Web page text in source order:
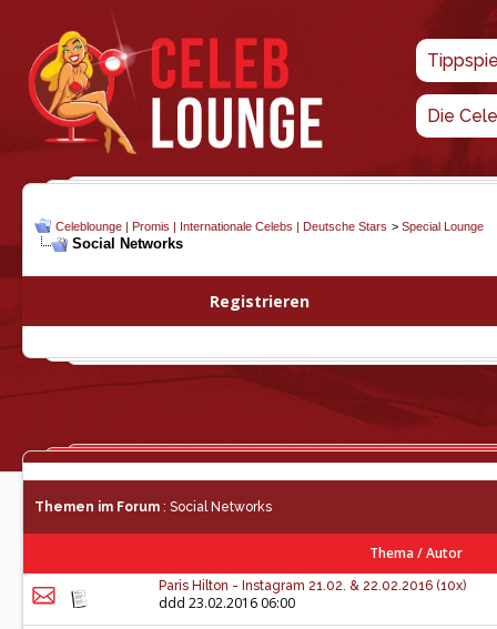
Die
Celeblounge | Promis | Internationale Celebs | Deutsche Stars > Special Lounge
Social Networks
Registrieren
Themen im Forum : Social Networks
Thema/Autor
Paris Hilton - Instagram 21.02. & 22.02.2016 (10x)
ddd 23.02.2016 06:00